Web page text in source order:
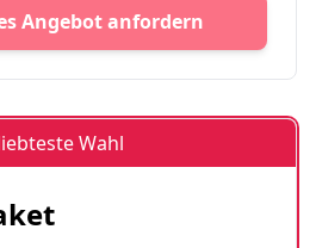
Angebot anfordern
Wahl